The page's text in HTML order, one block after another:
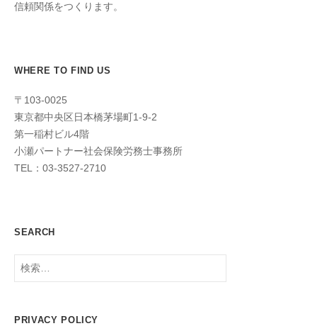
信頼関係をつくります。
WHERE TO FIND US
〒103-0025
東京都中央区日本橋茅場町1-9-2
第一稲村ビル4階
小瀬パートナー社会保険労務士事務所
TEL：03-3527-2710
SEARCH
検
PRIVACY POLICY